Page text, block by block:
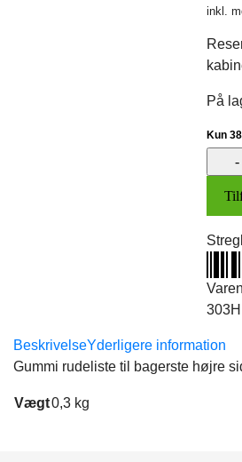
inkl.
På
303H
BeskrivelseYderligere information
Gummi rudeliste til bagerste højre
Vægt0,3 kg